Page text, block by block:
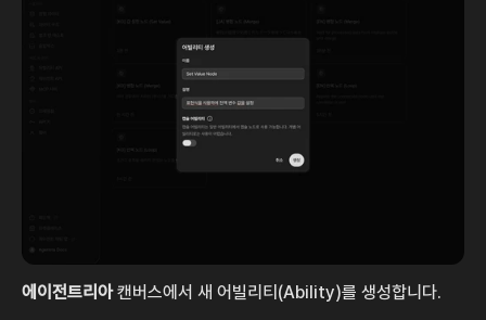
에이전트리아 캔버스에서 새 어빌리티(Ability)를 생성합니다.